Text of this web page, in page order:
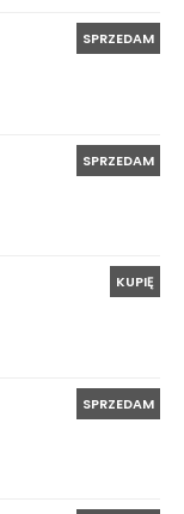
SPRZEDAM
SPRZEDAM
KUPIĘ
SPRZEDAM